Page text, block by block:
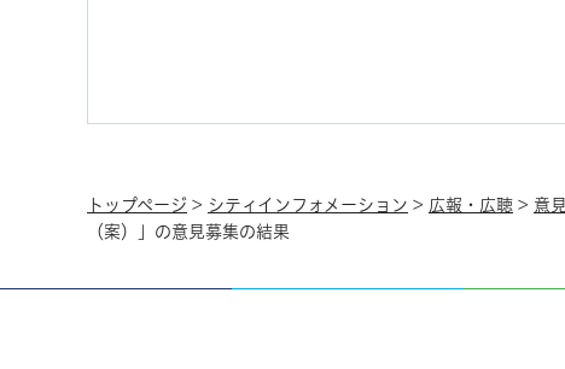
トップページ > シティインフォメーション > 広報・広聴 > 意
（案）」の意見募集の結果